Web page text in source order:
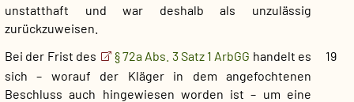
unstatthaft und war deshalb als unzulässig
zurückzuweisen.
19
Bei der Frist des § 72a Abs. 3 Satz 1 ArbGG handelt es
sich – worauf der Kläger in dem angefochtenen
Beschluss auch hingewiesen worden ist – um eine